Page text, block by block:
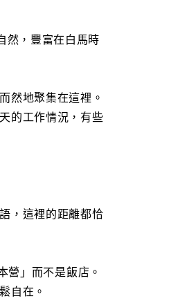
然，豐富在白馬時
然地聚集在這裡。
的工作情況，有些
，這裡的距離都恰
營」而不是飯店。
自在。